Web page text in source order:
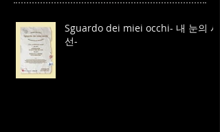
Sguardo dei miei occhi- 내 눈의 시
선-